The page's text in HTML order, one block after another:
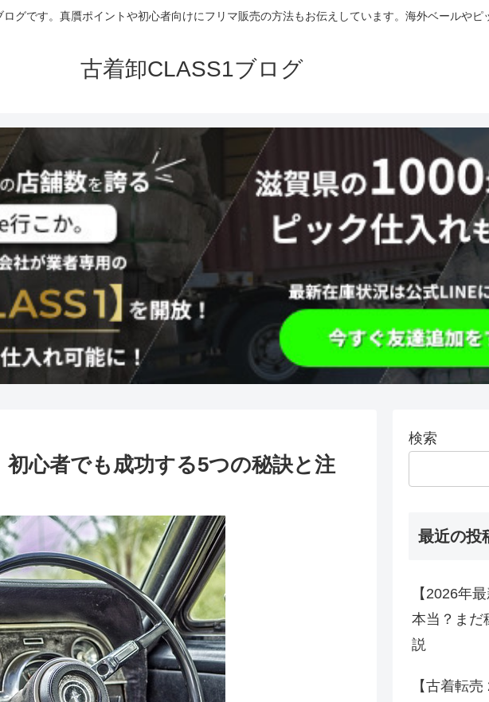
グです。真贋ポイントや初心者向けにフリマ販売の方法もお伝えしています。海外ベールや
古着卸CLASS1ブログ
初心者でも成功する5つの秘訣と注
検索
最近の投
【2026年
本当？まだ
説
【古着転